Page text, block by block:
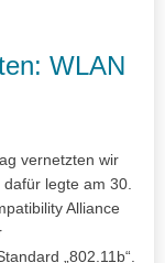
WLAN
vernetzten wir
legte am 30.
Alliance
„802.11b“.